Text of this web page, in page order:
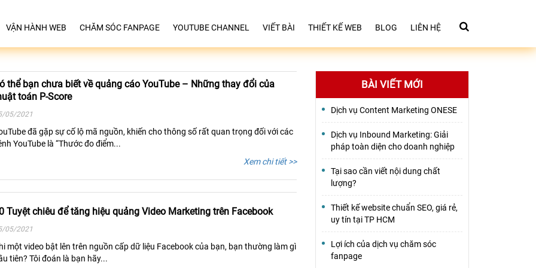
VẬN HÀNH WEB CHĂM SÓC FANPAGE YOUTUBE CHANNEL VIẾT BÀI THIẾT KẾ WEB BLOG LIÊN HỆ
thể bạn chưa biết về quảng cáo YouTube – Những thay đổi của
toán P-Score
05/2021
đã gặp sự cố lộ mã nguồn, khiến cho thông số rất quan trọng đối với các
YouTube là “Thước đo điểm...
Xem chi tiết >>
Tuyệt chiêu để tăng hiệu quảng Video Marketing trên Facebook
05/2021
một video bật lên trên nguồn cấp dữ liệu Facebook của bạn, bạn thường làm gì
tiên? Tôi đoán là bạn hãy...
BÀI VIẾT MỚI
Dịch vụ Content Marketing ONESE
Dịch vụ Inbound Marketing: Giải
pháp toàn diện cho doanh nghiệp
Tại sao cần viết nội dung chất
lượng?
Thiết kế website chuẩn SEO, giá rẻ,
uy tín tại TP HCM
Lợi ích của dịch vụ chăm sóc
fanpage